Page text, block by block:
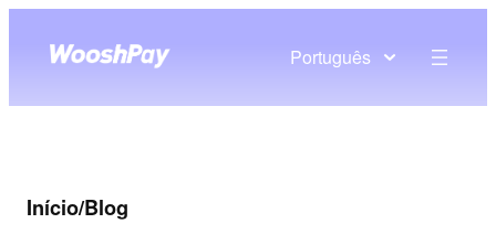
Português
Início/Blog